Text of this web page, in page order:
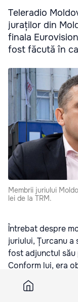
Teleradio
juraților din
finala
fost făcută în
Membrii juriului
lei de la TRM.
Întrebat despre
juriului, Țurcanu
fost adjunctul său
Conform lui, era
care au între 18